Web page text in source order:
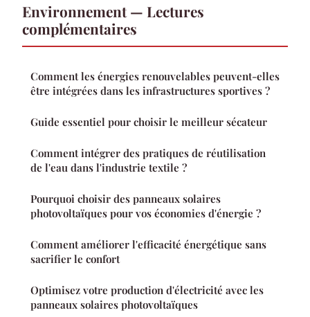
Environnement — Lectures
complémentaires
Comment les énergies renouvelables peuvent-elles
être intégrées dans les infrastructures sportives ?
Guide essentiel pour choisir le meilleur sécateur
Comment intégrer des pratiques de réutilisation
de l'eau dans l'industrie textile ?
Pourquoi choisir des panneaux solaires
photovoltaïques pour vos économies d'énergie ?
Comment améliorer l'efficacité énergétique sans
sacrifier le confort
Optimisez votre production d'électricité avec les
panneaux solaires photovoltaïques